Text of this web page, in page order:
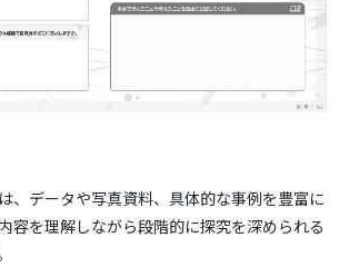
、データや写真資料、具体的な事例を豊富に
容を理解しながら段階的に探究を深められる